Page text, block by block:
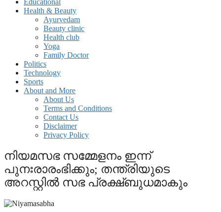
Educational
Health & Beauty
Ayurvedam
Beauty clinic
Health club
Yoga
Family Doctor
Politics
Technology
Sports
About and More
About Us
Terms and Conditions
Contact Us
Disclaimer
Privacy Policy
നിയമസഭ സമ്മേളനം ഇന്ന്
പുനഃരാരംഭിക്കും; തന്ത്രിയുടെ
അറസ്റ്റില്‍ സഭ പ്രക്ഷ്ബുധമാകും